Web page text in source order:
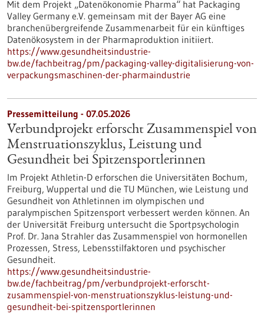
Mit dem Projekt „Datenökonomie Pharma“ hat Packaging
Valley Germany e.V. gemeinsam mit der Bayer AG eine
branchenübergreifende Zusammenarbeit für ein künftiges
Datenökosystem in der Pharmaproduktion initiiert.
https://www.gesundheitsindustrie-
bw.de/fachbeitrag/pm/packaging-valley-digitalisierung-von-
verpackungsmaschinen-der-pharmaindustrie
Pressemitteilung - 07.05.2026
Verbundprojekt erforscht Zusammenspiel von
Menstruationszyklus, Leistung und
Gesundheit bei Spitzensportlerinnen
Im Projekt Athletin-D erforschen die Universitäten Bochum,
Freiburg, Wuppertal und die TU München, wie Leistung und
Gesundheit von Athletinnen im olympischen und
paralympischen Spitzensport verbessert werden können. An
der Universität Freiburg untersucht die Sportpsychologin
Prof. Dr. Jana Strahler das Zusammenspiel von hormonellen
Prozessen, Stress, Lebensstilfaktoren und psychischer
Gesundheit.
https://www.gesundheitsindustrie-
bw.de/fachbeitrag/pm/verbundprojekt-erforscht-
zusammenspiel-von-menstruationszyklus-leistung-und-
gesundheit-bei-spitzensportlerinnen